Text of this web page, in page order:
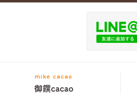
mike cacao
御饌cacao